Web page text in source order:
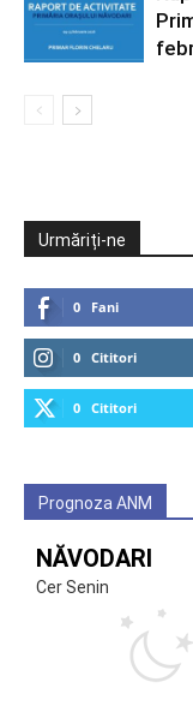
Urmăriți-ne
0 Fani
0 Cititori
0 Cititori
Prognoza ANM
NĂVODARI
Cer Senin